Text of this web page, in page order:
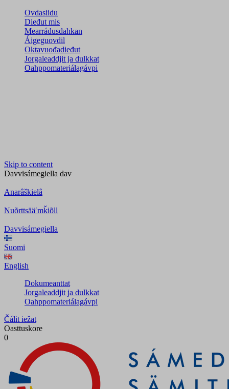
Ovdasiidu
Dieđut mis
Mearrádusdahkan
Áigeguovdil
Oktavuođadieđut
Jorgaleaddjit ja dulkkat
Oahppomateriálagávpi
Skip to content
Davvisámegiella dav
Anarâškielâ
Nuõrttsääʹmǩiõll
Davvisámegiella
Suomi
English
Dokumeanttat
Jorgaleaddjit ja dulkkat
Oahppomateriálagávpi
Čálit iežat
Oasttuskore
0